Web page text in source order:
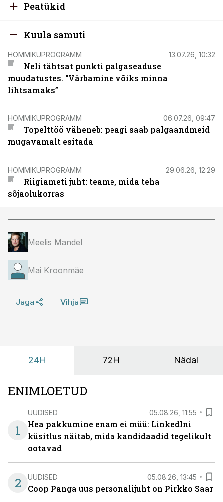
Peatükid
Kuula samuti
HOMMIKUPROGRAMM 13.07.26, 10:32
Neli tähtsat punkti palgaseaduse
muudatustes. “Värbamine võiks minna
lihtsamaks”
HOMMIKUPROGRAMM 06.07.26, 09:47
Topelttöö väheneb: peagi saab palgaandmeid
mugavamalt esitada
HOMMIKUPROGRAMM 29.06.26, 12:29
Riigiameti juht: teame, mida teha
sõjaolukorras
Meelis Mandel
Mai Kroonmäe
Jaga Vihja
24H 72H Nädal
ENIMLOETUD
1
UUDISED 05.08.26, 11:55
Hea pakkumine enam ei müü: LinkedIni
küsitlus näitab, mida kandidaadid tegelikult
ootavad
2 UUDISED 05.08.26, 13:45
Coop Panga uus personalijuht on Pirkko Saar